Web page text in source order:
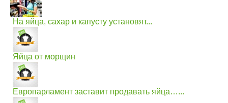
На яйца, сахар и капусту установят...
Яйца от морщин
Европарламент заставит продавать яйца…...